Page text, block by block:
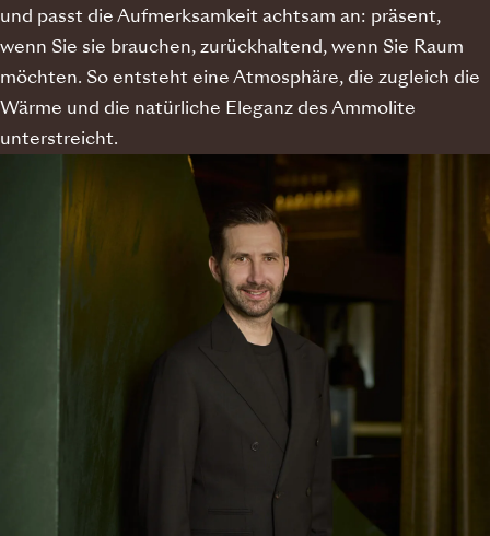
und passt die Aufmerksamkeit achtsam an: präsent,
wenn Sie sie brauchen, zurückhaltend, wenn Sie Raum
möchten. So entsteht eine Atmosphäre, die zugleich die
Wärme und die natürliche Eleganz des Ammolite
unterstreicht.